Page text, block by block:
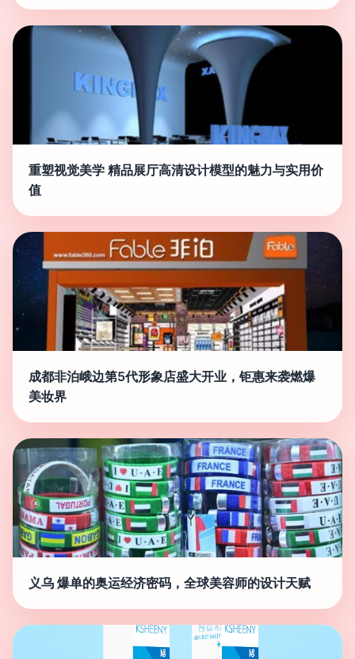
重塑视觉美学 精品展厅高清设计模型的魅力与实用价
值
成都非泊峨边第5代形象店盛大开业，钜惠来袭燃爆
美妆界
义乌 爆单的奥运经济密码，全球美容师的设计天赋